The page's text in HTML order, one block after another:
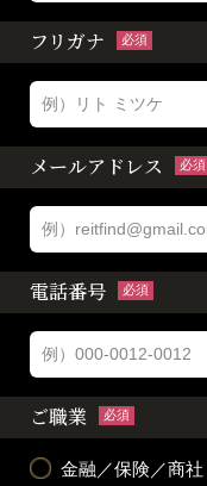
フリガナ 必須
メールアドレス 必須
電話番号 必須
ご職業 必須
金融／保険／商社